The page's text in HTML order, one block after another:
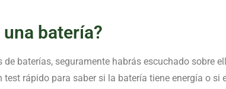
batería?
de baterías, seguramente habrás escuchado sobre
rápido para saber si la batería tiene energía o si